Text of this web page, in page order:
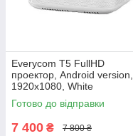
Everycom T5 FullHD
проектор, Android version,
1920х1080, White
Готово до відправки
7 400 ₴ 7 800 ₴